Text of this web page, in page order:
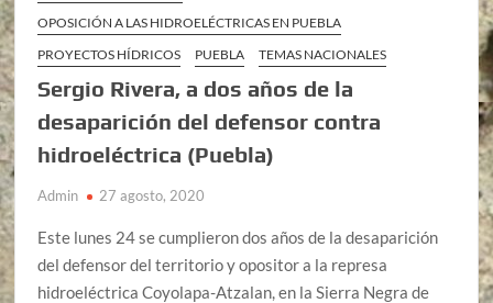
OPOSICIÓN A LAS HIDROELÉCTRICAS EN PUEBLA
PROYECTOS HÍDRICOS
PUEBLA TEMAS NACIONALES
Sergio Rivera, a dos años de la
desaparición del defensor contra
hidroeléctrica (Puebla)
Admin 27 agosto, 2020
Este lunes 24 se cumplieron dos años de la desaparición
del defensor del territorio y opositor a la represa
hidroeléctrica Coyolapa-Atzalan, en la Sierra Negra de